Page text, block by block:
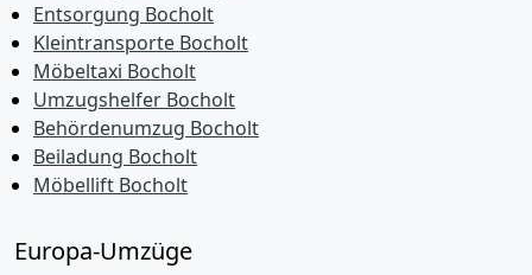
Entsorgung Bocholt
Kleintransporte Bocholt
Möbeltaxi Bocholt
Umzugshelfer Bocholt
Behördenumzug Bocholt
Beiladung Bocholt
Möbellift Bocholt
Europa-Umzüge